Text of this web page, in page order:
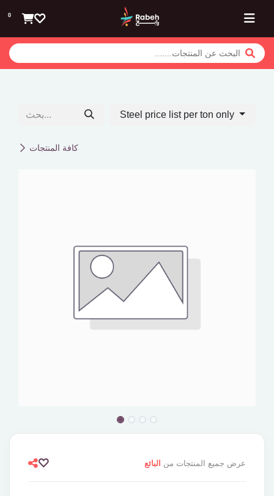
0
كافة المنتجات
Steel price list per ton only
عرض جميع المنتجات من البائع